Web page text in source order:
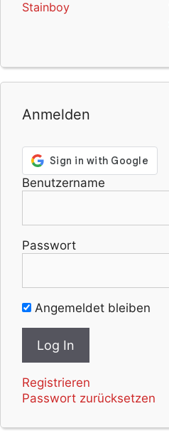
Stainboy
Anmelden
Benutzername
Passwort
Angemeldet bleiben
Registrieren
Passwort zurücksetzen